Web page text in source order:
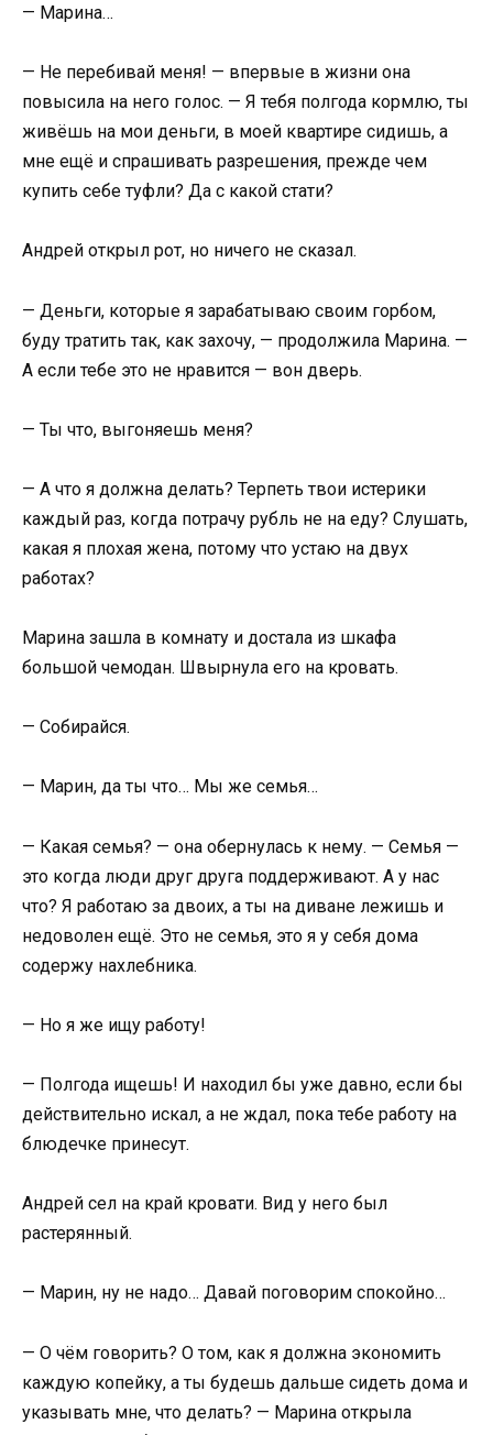
— Марина…
— Не перебивай меня! — впервые в жизни она
повысила на него голос. — Я тебя полгода кормлю, ты
живёшь на мои деньги, в моей квартире сидишь, а
мне ещё и спрашивать разрешения, прежде чем
купить себе туфли? Да с какой стати?
Андрей открыл рот, но ничего не сказал.
— Деньги, которые я зарабатываю своим горбом,
буду тратить так, как захочу, — продолжила Марина. —
А если тебе это не нравится — вон дверь.
— Ты что, выгоняешь меня?
— А что я должна делать? Терпеть твои истерики
каждый раз, когда потрачу рубль не на еду? Слушать,
какая я плохая жена, потому что устаю на двух
работах?
Марина зашла в комнату и достала из шкафа
большой чемодан. Швырнула его на кровать.
— Собирайся.
— Марин, да ты что… Мы же семья…
— Какая семья? — она обернулась к нему. — Семья —
это когда люди друг друга поддерживают. А у нас
что? Я работаю за двоих, а ты на диване лежишь и
недоволен ещё. Это не семья, это я у себя дома
содержу нахлебника.
— Но я же ищу работу!
— Полгода ищешь! И находил бы уже давно, если бы
действительно искал, а не ждал, пока тебе работу на
блюдечке принесут.
Андрей сел на край кровати. Вид у него был
растерянный.
— Марин, ну не надо… Давай поговорим спокойно…
— О чём говорить? О том, как я должна экономить
каждую копейку, а ты будешь дальше сидеть дома и
указывать мне, что делать? — Марина открыла